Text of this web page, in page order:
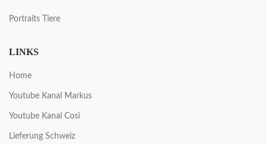
Portraits Tiere
LINKS
Home
Youtube Kanal Markus
Youtube Kanal Cosi
Lieferung Schweiz